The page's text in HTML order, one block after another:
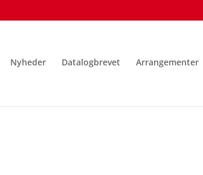
Nyheder Datalogbrevet Arrangementer